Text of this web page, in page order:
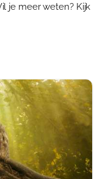
je meer weten? Kijk